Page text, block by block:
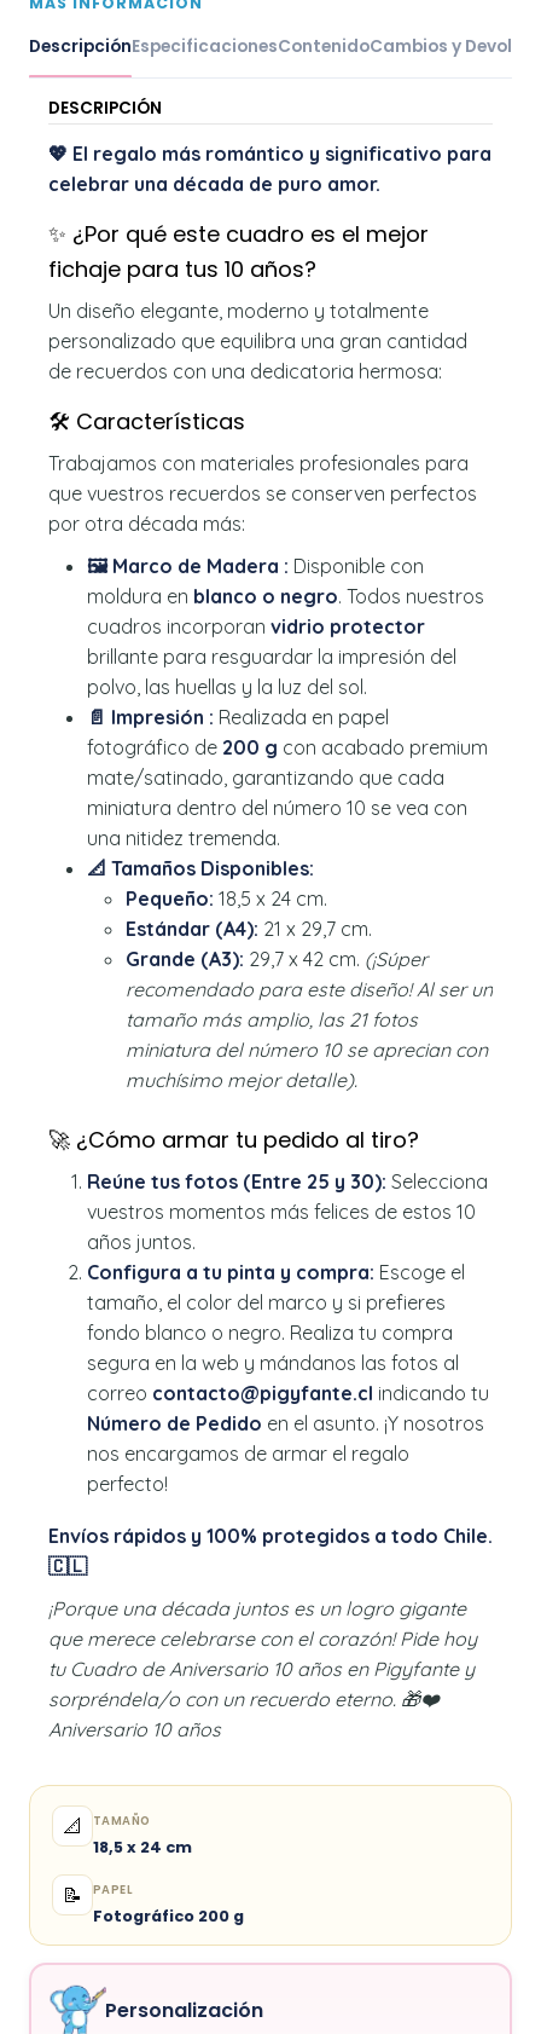
DescripciónEspecificacionesContenidoCambios y
DESCRIPCIÓN
💖 El regalo más romántico y significativo para
celebrar una década de puro amor.
✨ ¿Por qué este cuadro es el mejor
fichaje para tus 10 años?
Un diseño elegante, moderno y totalmente
personalizado que equilibra una gran cantidad
de recuerdos con una dedicatoria hermosa:
🛠️ Características
Trabajamos con materiales profesionales para
que vuestros recuerdos se conserven perfectos
por otra década más:
🖼️ Marco de Madera : Disponible con
moldura en blanco o negro. Todos nuestros
cuadros incorporan vidrio protector
brillante para resguardar la impresión del
polvo, las huellas y la luz del sol.
📄 Impresión : Realizada en papel
fotográfico de 200 g con acabado premium
mate/satinado, garantizando que cada
miniatura dentro del número 10 se vea con
una nitidez tremenda.
📐 Tamaños Disponibles:
Pequeño: 18,5 x 24 cm.
Estándar (A4): 21 x 29,7 cm.
Grande (A3): 29,7 x 42 cm. (¡Súper
recomendado para este diseño! Al ser un
tamaño más amplio, las 21 fotos
miniatura del número 10 se aprecian con
muchísimo mejor detalle).
🚀 ¿Cómo armar tu pedido al tiro?
Reúne tus fotos (Entre 25 y 30): Selecciona
vuestros momentos más felices de estos 10
años juntos.
Configura a tu pinta y compra: Escoge el
tamaño, el color del marco y si prefieres
fondo blanco o negro. Realiza tu compra
segura en la web y mándanos las fotos al
correo contacto@pigyfante.cl indicando tu
Número de Pedido en el asunto. ¡Y nosotros
nos encargamos de armar el regalo
perfecto!
Envíos rápidos y 100% protegidos a todo Chile.
🇨🇱
¡Porque una década juntos es un logro gigante
que merece celebrarse con el corazón! Pide hoy
tu Cuadro de Aniversario 10 años en Pigyfante y
sorpréndela/o con un recuerdo eterno. 🎁❤️
Aniversario 10 años
📐 TAMAÑO
18,5 x 24 cm
📝 PAPEL
Fotográfico 200 g
Personalización